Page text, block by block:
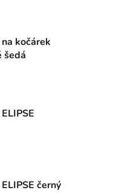
kočárek
šedá
černý